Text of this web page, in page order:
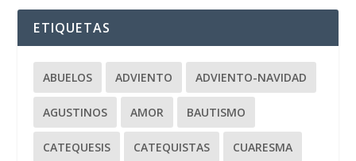
ETIQUETAS
ABUELOS ADVIENTO ADVIENTO-NAVIDAD
AGUSTINOS AMOR BAUTISMO
CATEQUESIS CATEQUISTAS CUARESMA